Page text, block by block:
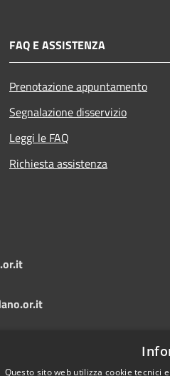
FAQ E ASSISTENZA
Prenotazione appuntamento
Segnalazione disservizio
Leggi le FAQ
Richiesta assistenza
Questo sito web utilizza cookie tecnici